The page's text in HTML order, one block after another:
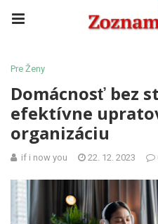
Pre Ženy
Domácnosť bez
efektívne
organizáciu
if i now you 22. 12. 2023